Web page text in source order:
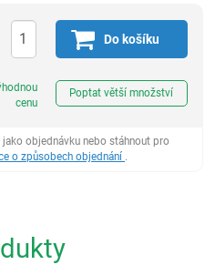
Do košíku
cenu
Poptat větší množství
objednávku nebo stáhnout pro
o způsobech objednání .